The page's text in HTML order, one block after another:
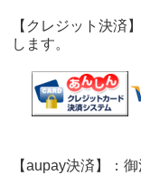
【クレジット決済
します。
【aupay決済】：